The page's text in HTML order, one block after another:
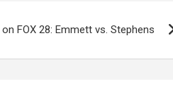
on FOX 28: Emmett vs. Stephens